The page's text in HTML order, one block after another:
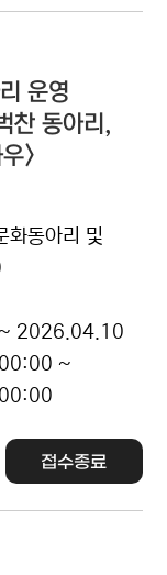
운영
찬 동아리,
>
화동아리 및
2026.04.10
~
접수종료